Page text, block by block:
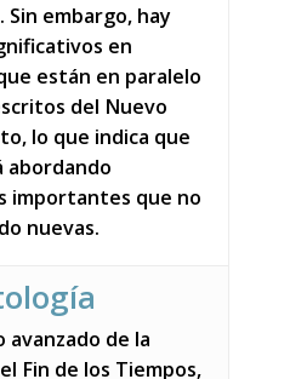
Sin embargo, hay
en
están en paralelo
del Nuevo
lo que indica que
abordando
importantes que no
nuevas.
avanzado de la
Fin de los Tiempos,